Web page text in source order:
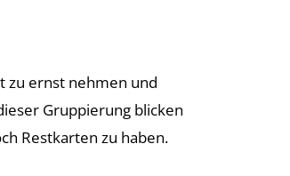
zu ernst nehmen und
Gruppierung blicken
Restkarten zu haben.